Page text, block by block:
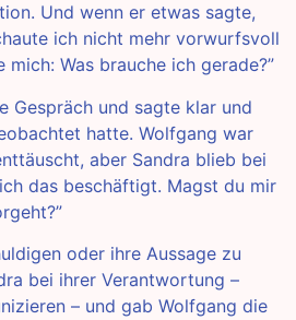
Und wenn er etwas sagte,
ich nicht mehr vorwurfsvoll
Was brauche ich gerade?”
Gespräch und sagte klar und
hatte. Wolfgang war
aber Sandra blieb bei
das beschäftigt. Magst du mir
oder ihre Aussage zu
bei ihrer Verantwortung –
– und gab Wolfgang die